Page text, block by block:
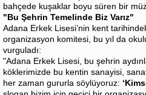
bahçede kuşaklar boyu süren bir
"Bu Şehrin Temelinde Biz Varız"
Adana Erkek Lisesi’nin kent
organizasyon komitesi, bu yıl da
vurguladı:
"Adana Erkek Lisesi, bu şehrin
köklerimizde bu kentin sanayisi,
her zaman gururla söylüyoruz: